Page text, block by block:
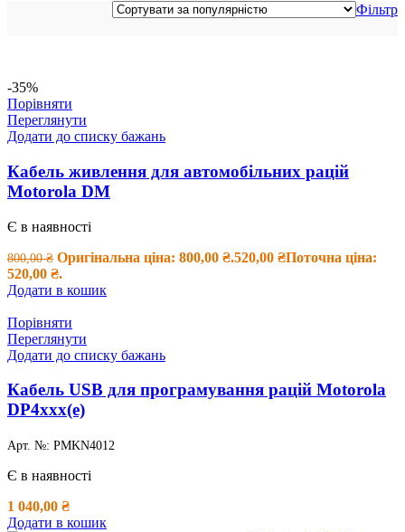
Фільтр
-35%
Порівняти
Переглянути
Додати до списку бажань
Кабель живлення для автомобільних рацій
Motorola DM
Є в наявності
800,00₴ Оригінальна ціна: 800,00 ₴.520,00 ₴Поточна ціна:
520,00 ₴.
Додати в кошик
Порівняти
Переглянути
Додати до списку бажань
Кабель USB для програмування рацій Motorola
DP4xxx(e)
Арт. №: PMKN4012
Є в наявності
1 040,00 ₴
Додати в кошик